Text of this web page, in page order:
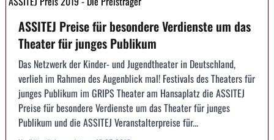
ASSITEJ Preise für besondere Verdienste um das
Theater für junges Publikum
Das Netzwerk der Kinder- und Jugendtheater in Deutschland,
verlieh im Rahmen des Augenblick mal! Festivals des Theaters für
junges Publikum im GRIPS Theater am Hansaplatz die ASSITEJ
Preise für besondere Verdienste um das Theater für junges
Publikum und die ASSITEJ Veranstalterpreise für...